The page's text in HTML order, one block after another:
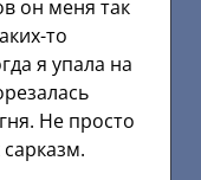
он меня так
то
я упала на
Не просто
сарказм.